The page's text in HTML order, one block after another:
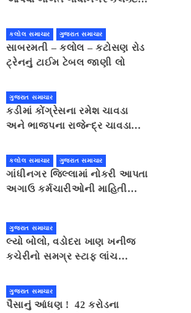
કચેરીએ પ્રાઈવસીનું બહાનું ધરી
માહિતી છુપાવી
કલોલ સમાચાર ગુજરાત સમાચાર
સાબરમતી – કલોલ – કટોસણ રોડ
ટ્રેનનું ટાઈમ ટેબલ જાણી લો
ગુજરાત સમાચાર
કડીમાં કોંગ્રેસના રમેશ ચાવડા
અને ભાજપના રાજેન્દ્ર ચાવડા
કલોલ સમાચાર ગુજરાત સમાચાર
ગાંધીનગર જિલ્લામાં નોકરી આપતા
અગાઉ કર્મચારીઓની માહિતી
ગુજરાત સમાચાર
લ્યો બોલો, વડોદરા ખાણ ખનીજ
કચેરીનો સમગ્ર સ્ટાફ લાંચ
ઝપટે ચડી ગયો
ગુજરાત સમાચાર
પૈસાનું આંધણ ! 42 કરોડના